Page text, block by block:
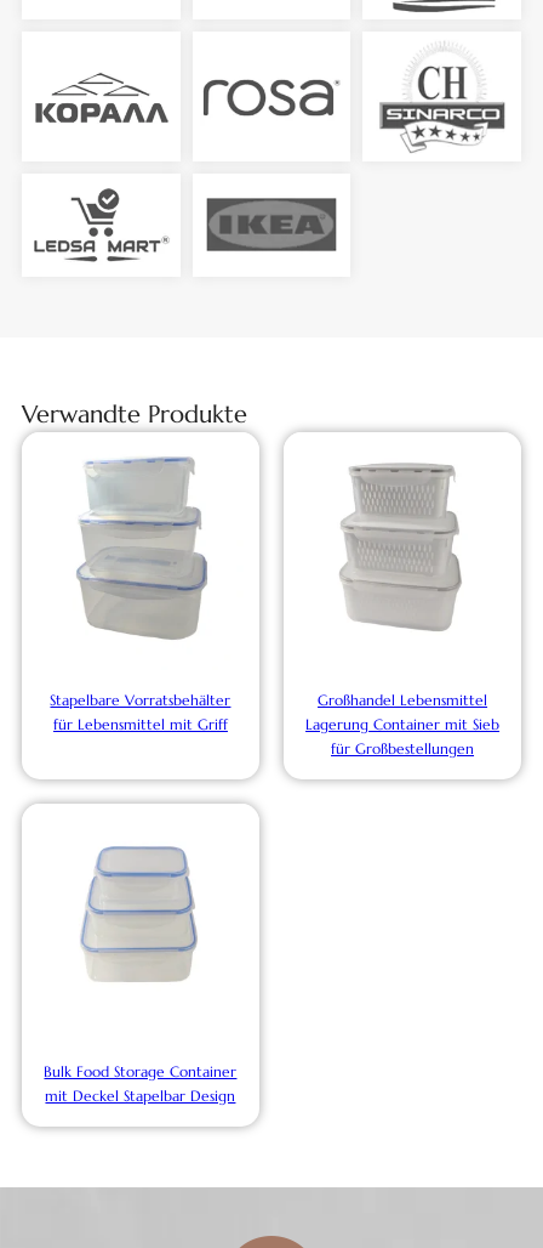
Verwandte Produkte
Stapelbare Vorratsbehälter
für Lebensmittel mit Griff
Großhandel Lebensmittel
Lagerung Container mit Sieb
für Großbestellungen
Bulk Food Storage Container
mit Deckel Stapelbar Design